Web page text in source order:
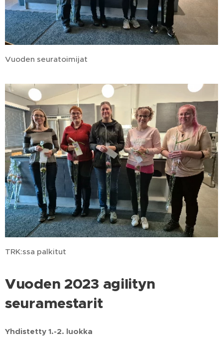
Vuoden seuratoimijat
TRK:ssa palkitut
Vuoden 2023 agilityn
seuramestarit
Yhdistetty 1.-2. luokka